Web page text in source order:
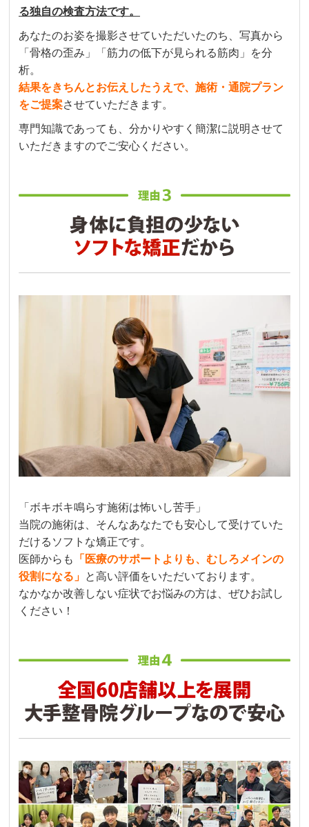
る独自の検査方法です。
あなたのお姿を撮影させていただいたのち、写真から
「骨格の歪み」「筋力の低下が見られる筋肉」を分
析。
結果をきちんとお伝えしたうえで、施術・通院プラン
をご提案させていただきます。
専門知識であっても、分かりやすく簡潔に説明させて
いただきますのでご安心ください。
「ボキボキ鳴らす施術は怖いし苦手」
当院の施術は、そんなあなたでも安心して受けていた
だけるソフトな矯正です。
医師からも
「医療のサポートよりも、むしろメインの
役割になる」 と高い評価をいただいております。
なかなか改善しない症状でお悩みの方は、ぜひお試し
ください！